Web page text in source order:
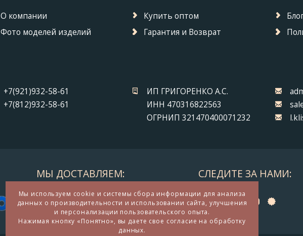
О компании Купить оптом
Фото моделей изделий Гарантия и Возврат
+7(921)932-58-61
+7(812)932-58-61
ИП ГРИГОРЕНКО А.С.
ИНН 470316822563
ОГРНИП 321470400071232
МЫ ДОСТАВЛЯЕМ: СЛЕДИТЕ ЗА НАМИ:
Мы используем cookie и системы сбора информации для анализа
данных о производительности и использовании сайта, улучшения
и персонализации пользовательского опыта.
Нажимая кнопку «Понятно», вы даете свое согласие на обработку
данных.